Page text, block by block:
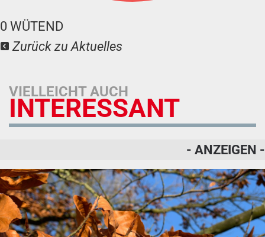
0 WÜTEND
Zurück zu Aktuelles
VIELLEICHT AUCH
INTERESSANT
- ANZEIGEN -